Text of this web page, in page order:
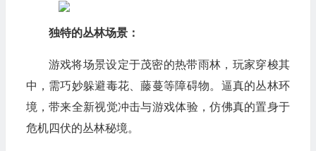
独特的丛林场景：
游戏将场景设定于茂密的热带雨林，玩家穿梭其
中，需巧妙躲避毒花、藤蔓等障碍物。逼真的丛林环
境，带来全新视觉冲击与游戏体验，仿佛真的置身于
危机四伏的丛林秘境。